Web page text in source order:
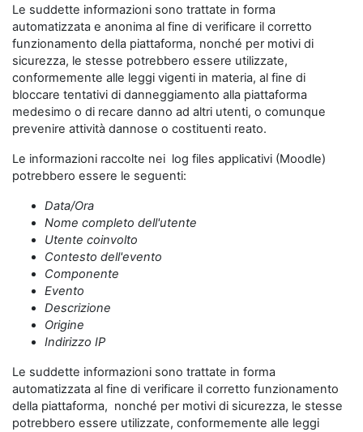
Le suddette informazioni sono trattate in forma
automatizzata e anonima al fine di verificare il corretto
funzionamento della piattaforma, nonché per motivi di
sicurezza, le stesse potrebbero essere utilizzate,
conformemente alle leggi vigenti in materia, al fine di
bloccare tentativi di danneggiamento alla piattaforma
medesimo o di recare danno ad altri utenti, o comunque
prevenire attività dannose o costituenti reato.
Le informazioni raccolte nei log files applicativi (Moodle)
potrebbero essere le seguenti:
Data/Ora
Nome completo dell'utente
Utente coinvolto
Contesto dell'evento
Componente
Evento
Descrizione
Origine
Indirizzo IP
Le suddette informazioni sono trattate in forma
automatizzata al fine di verificare il corretto funzionamento
della piattaforma, nonché per motivi di sicurezza, le stesse
potrebbero essere utilizzate, conformemente alle leggi